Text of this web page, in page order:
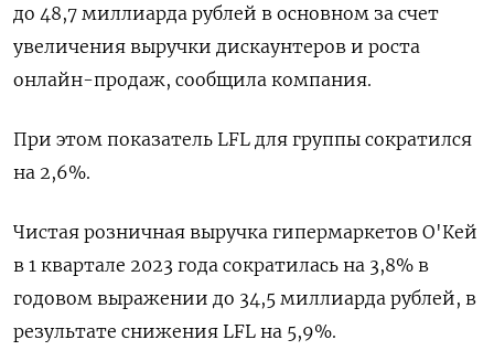
до 48,7 миллиарда рублей в основном за счет
увеличения выручки дискаунтеров и роста
онлайн-продаж, сообщила компания.
При этом показатель LFL для группы сократился
на 2,6%.
Чистая розничная выручка гипермаркетов О'Кей
в 1 квартале 2023 года сократилась на 3,8% в
годовом выражении до 34,5 миллиарда рублей, в
результате снижения LFL на 5,9%.